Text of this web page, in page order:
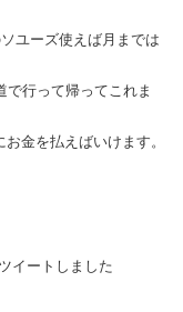
ユーズ使えば月までは
行って帰ってこれま
金を払えばいけます。
イートしました